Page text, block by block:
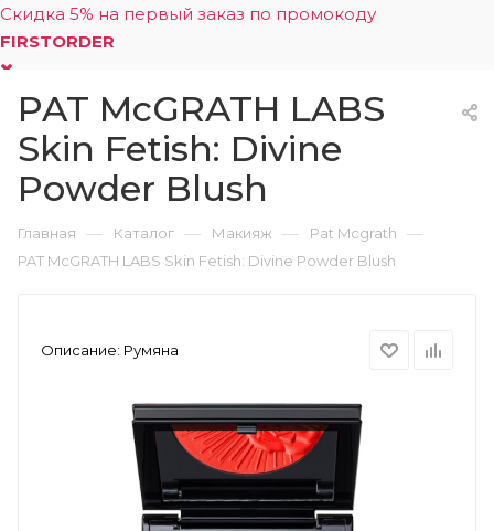
Скидка 5% на первый заказ по промокоду
FIRSTORDER
0
PAT McGRATH LABS
Skin Fetish: Divine
Powder Blush
Главная — Каталог — Макияж — Pat Mcgrath —
PAT McGRATH LABS Skin Fetish: Divine Powder Blush
Описание: Румяна